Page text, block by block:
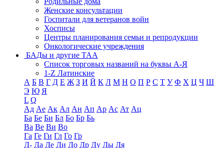
Женские консультации
Госпитали для ветеранов войн
Хосписы
Центры планирования семьи и репродукции
Онкологические учреждения
БАДы и другие ТАА
Список торговых названий на буквы А-Я
1-Z Латинские
А Б В Г Д Е Ж З И Й К Л М Н О П Р С Т У Ф Х Ц Ч Ш
Э Ю Я
L Q
Ад Ае Ак Ал Ан Ап Ар Ас Ат Ац
Ба Бе Би Бл Бо Бр Бь
Ва Ве Ви Во
Га Ге Ги Гл Го Гр
Д- Да Де Ди До Др Ду Ды Дя